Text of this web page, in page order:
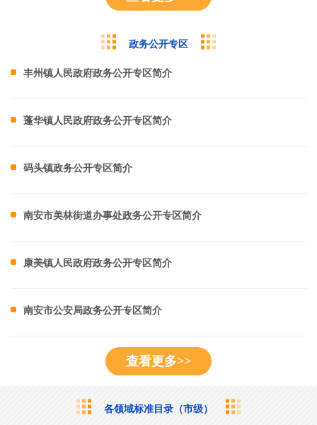
政务公开专区
丰州镇人民政府政务公开专区简介
蓬华镇人民政府政务公开专区简介
码头镇政务公开专区简介
南安市美林街道办事处政务公开专区简介
康美镇人民政府政务公开专区简介
南安市公安局政务公开专区简介
查看更多>>
各领域标准目录（市级）